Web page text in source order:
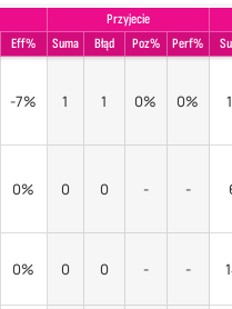
Przyjecie
Eff% Suma Błąd Poz% Perf%
-7% 1 1 0% 0%
0% 0 0 - -
0% 0 0 - -